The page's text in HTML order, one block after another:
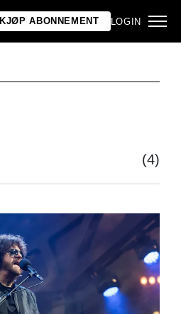
KJØP ABONNEMENT LOGIN
(4)